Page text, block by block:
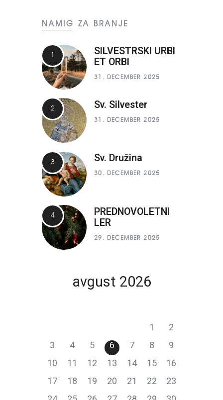
NAMIG ZA BRANJE
SILVESTRSKI URBI
ET ORBI
31. DECEMBER 2025
Sv. Silvester
31. DECEMBER 2025
Sv. Družina
30. DECEMBER 2025
PREDNOVOLETNI
LER
29. DECEMBER 2025
avgust 2026
1
2
3
4 5 6 7 8
9
10
11 12 13 14 15
16
17
18 19 20 21 22
23